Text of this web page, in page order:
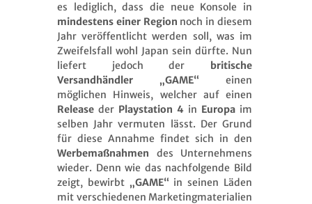
es lediglich, dass die neue Konsole in
mindestens einer Region noch in diesem
Jahr veröffentlicht werden soll, was im
Zweifelsfall wohl Japan sein dürfte. Nun
liefert jedoch der britische
Versandhändler „GAME“ einen
möglichen Hinweis, welcher auf einen
Release der Playstation 4 in Europa im
selben Jahr vermuten lässt. Der Grund
für diese Annahme findet sich in den
Werbemaßnahmen des Unternehmens
wieder. Denn wie das nachfolgende Bild
zeigt, bewirbt „GAME“ in seinen Läden
mit verschiedenen Marketingmaterialien